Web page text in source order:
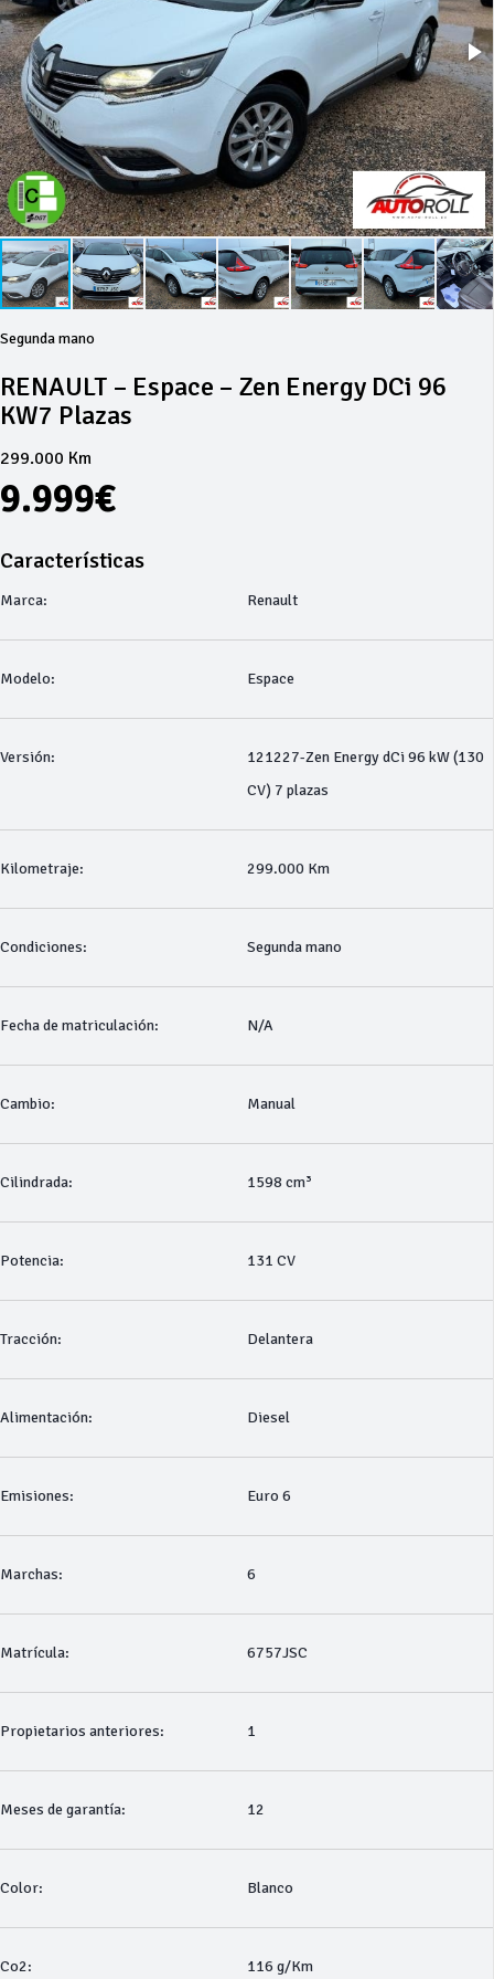
Segunda mano
RENAULT – Espace – Zen Energy DCi 96
KW7 Plazas
299.000 Km
9.999€
Características
Marca: Renault
Modelo: Espace
Versión:
121227-Zen Energy dCi 96 kW (130
CV) 7 plazas
Kilometraje: 299.000 Km
Condiciones: Segunda mano
Fecha de matriculación: N/A
Cambio: Manual
Cilindrada: 1598 cm³
Potencia: 131 CV
Tracción: Delantera
Alimentación: Diesel
Emisiones: Euro 6
Marchas: 6
Matrícula: 6757JSC
Propietarios anteriores: 1
Meses de garantía: 12
Color: Blanco
Co2: 116 g/Km